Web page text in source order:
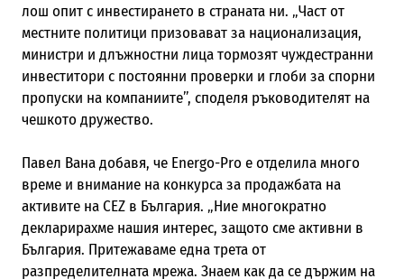
лош опит с инвестирането в страната ни. „Част от
местните политици призовават за национализация,
министри и длъжностни лица тормозят чуждестранни
инвеститори с постоянни проверки и глоби за спорни
пропуски на компаниите”, споделя ръководителят на
чешкото дружество.
Павел Вана добавя, че Energo-Pro е отделила много
време и внимание на конкурса за продажбата на
активите на CEZ в България. „Ние многократно
декларирахме нашия интерес, защото сме активни в
България. Притежаваме една трета от
разпределителната мрежа. Знаем как да се държим на